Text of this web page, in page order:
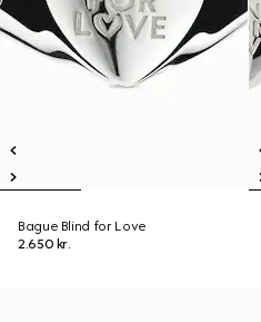
Bague Blind for Love
2.650 kr.